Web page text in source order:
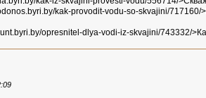
kak-provodit-vodu-so-skvajini/717160/
opresnitel-dlya-vodi-iz-skvajini/743332/